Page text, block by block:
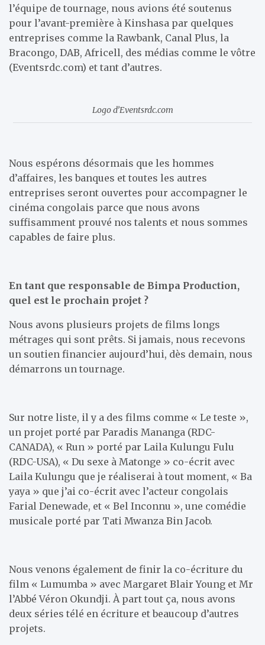
l’équipe de tournage, nous avions été soutenus
pour l’avant-première à Kinshasa par quelques
entreprises comme la Rawbank, Canal Plus, la
Bracongo, DAB, Africell, des médias comme le vôtre
(Eventsrdc.com) et tant d’autres.
Logo d’Eventsrdc.com
Nous espérons désormais que les hommes
d’affaires, les banques et toutes les autres
entreprises seront ouvertes pour accompagner le
cinéma congolais parce que nous avons
suffisamment prouvé nos talents et nous sommes
capables de faire plus.
En tant que responsable de Bimpa Production,
quel est le prochain projet ?
Nous avons plusieurs projets de films longs
métrages qui sont prêts. Si jamais, nous recevons
un soutien financier aujourd’hui, dès demain, nous
démarrons un tournage.
Sur notre liste, il y a des films comme « Le teste »,
un projet porté par Paradis Mananga (RDC-
CANADA), « Run » porté par Laila Kulungu Fulu
(RDC-USA), « Du sexe à Matonge » co-écrit avec
Laila Kulungu que je réaliserai à tout moment, « Ba
yaya » que j’ai co-écrit avec l’acteur congolais
Farial Denewade, et « Bel Inconnu », une comédie
musicale porté par Tati Mwanza Bin Jacob.
Nous venons également de finir la co-écriture du
film « Lumumba » avec Margaret Blair Young et Mr
l’Abbé Véron Okundji. À part tout ça, nous avons
deux séries télé en écriture et beaucoup d’autres
projets.